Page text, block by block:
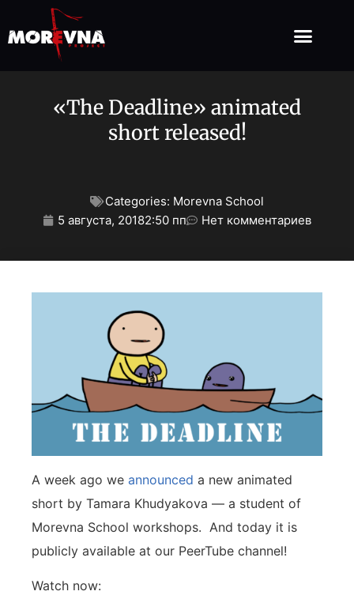
«The Deadline» animated
short released!
Categories: Morevna School
5 августа, 20182:50 пп Нет комментариев
A week ago we announced a new animated
short by Tamara Khudyakova — a student of
Morevna School workshops. And today it is
publicly available at our PeerTube channel!
Watch now: